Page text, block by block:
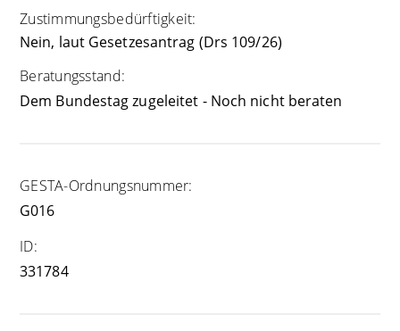
Zustimmungsbedürftigkeit:
Nein, laut Gesetzesantrag (Drs 109/26)
Beratungsstand:
Dem Bundestag zugeleitet - Noch nicht beraten
GESTA-Ordnungsnummer:
G016
ID:
331784